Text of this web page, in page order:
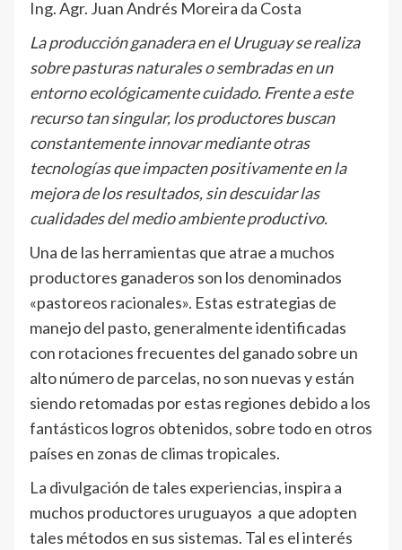
Ing. Agr. Juan Andrés Moreira da Costa
La producción ganadera en el Uruguay se realiza
sobre pasturas naturales o sembradas en un
entorno ecológicamente cuidado. Frente a este
recurso tan singular, los productores buscan
constantemente innovar mediante otras
tecnologías que impacten positivamente en la
mejora de los resultados, sin descuidar las
cualidades del medio ambiente productivo.
Una de las herramientas que atrae a muchos
productores ganaderos son los denominados
«pastoreos racionales». Estas estrategias de
manejo del pasto, generalmente identificadas
con rotaciones frecuentes del ganado sobre un
alto número de parcelas, no son nuevas y están
siendo retomadas por estas regiones debido a los
fantásticos logros obtenidos, sobre todo en otros
países en zonas de climas tropicales.
La divulgación de tales experiencias, inspira a
muchos productores uruguayos a que adopten
tales métodos en sus sistemas. Tal es el interés